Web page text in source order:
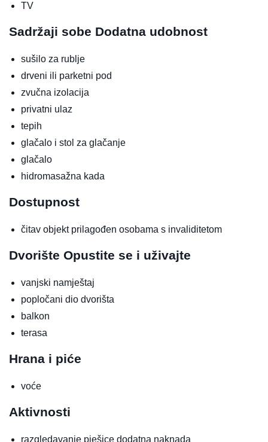
TV
Sadržaji sobe Dodatna udobnost
sušilo za rublje
drveni ili parketni pod
zvučna izolacija
privatni ulaz
tepih
glačalo i stol za glačanje
glačalo
hidromasažna kada
Dostupnost
čitav objekt prilagođen osobama s invaliditetom
Dvorište Opustite se i uživajte
vanjski namještaj
popločani dio dvorišta
balkon
terasa
Hrana i piće
voće
Aktivnosti
razgledavanje pješice dodatna naknada